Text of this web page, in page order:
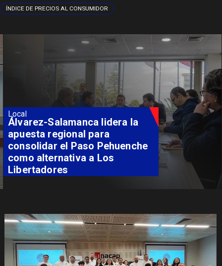
ÍNDICE DE PRECIOS AL CONSUMIDOR
Local
Álvarez-Salamanca lidera la
apuesta regional para
consolidar el Paso Pehuenche
como alternativa a Los
Libertadores